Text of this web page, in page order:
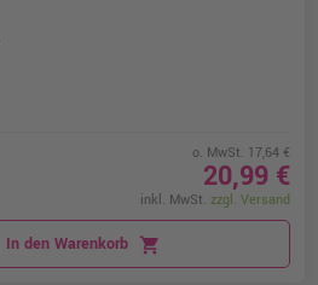
o. MwSt. 17,64 €
20,99 €
inkl. MwSt. zzgl. Versand
In den Warenkorb shopping_cart